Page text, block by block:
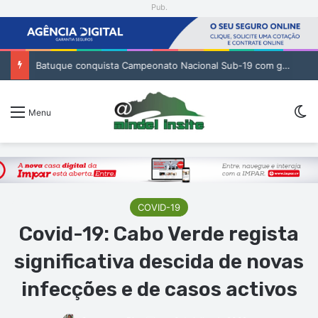
Pub.
Batuque conquista Campeonato Nacional Sub-19 com golo de Erickson no prolongamento
Menu
COVID-19
Covid-19: Cabo Verde regista
significativa descida de novas
infecções e de casos activos